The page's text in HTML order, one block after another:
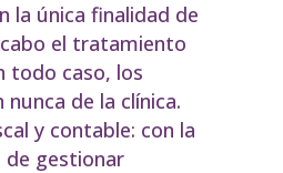
la única finalidad de
el tratamiento
todo caso, los
de la clínica.
y contable: con la
de gestionar